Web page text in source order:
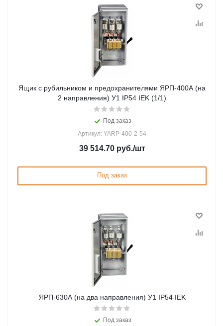
Ящик с рубильником и предохранителями ЯРП-400А (на
2 направления) У1 IP54 IEK (1/1)
Под заказ
Артикул: YARP-400-2-54
39 514.70руб./шт
Под заказ
ЯРП-630А (на два направления) У1 IP54 IEK
Под заказ